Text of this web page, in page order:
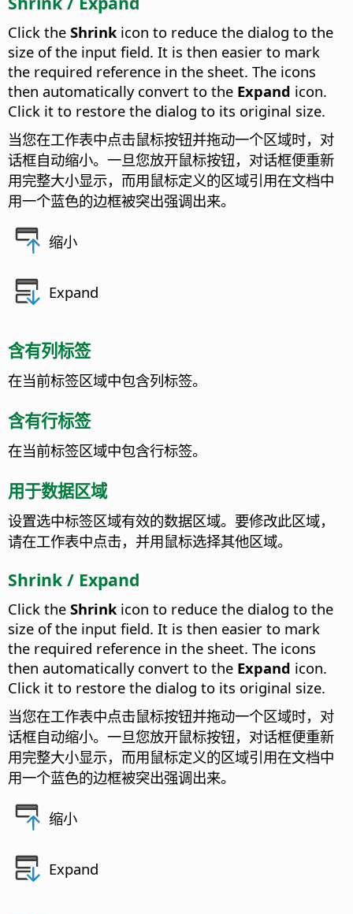
Click the Shrinkicon to reduce the dialog to the
size of the input field. It is then easier to mark
the required reference in the sheet. The icons
then automatically convert to the Expand icon.
Click it to restore the dialog to its original size.
当您在工作表中点击鼠标按钮并拖动一个区域时，对
话框自动缩小。一旦您放开鼠标按钮，对话框便重新
用完整大小显示，而用鼠标定义的区域引用在文档中
用一个蓝色的边框被突出强调出来。
缩小
Expand
含有列标签
在当前标签区域中包含列标签。
含有行标签
在当前标签区域中包含行标签。
用于数据区域
设置选中标签区域有效的数据区域。要修改此区域，
请在工作表中点击，并用鼠标选择其他区域。
Shrink / Expand
Click the Shrinkicon to reduce the dialog to the
size of the input field. It is then easier to mark
the required reference in the sheet. The icons
then automatically convert to the Expand icon.
Click it to restore the dialog to its original size.
当您在工作表中点击鼠标按钮并拖动一个区域时，对
话框自动缩小。一旦您放开鼠标按钮，对话框便重新
用完整大小显示，而用鼠标定义的区域引用在文档中
用一个蓝色的边框被突出强调出来。
缩小
Expand